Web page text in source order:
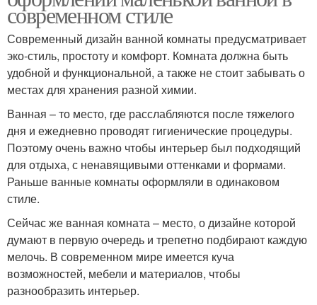
современном стиле
Современный дизайн ванной комнаты предусматривает
эко-стиль, простоту и комфорт. Комната должна быть
удобной и функциональной, а также не стоит забывать о
местах для хранения разной химии.
Ванная – то место, где расслабляются после тяжелого
дня и ежедневно проводят гигиенические процедуры.
Поэтому очень важно чтобы интерьер был подходящий
для отдыха, с ненавящивыми оттенками и формами.
Раньше ванные комнаты оформляли в одинаковом
стиле.
Сейчас же ванная комната – место, о дизайне которой
думают в первую очередь и трепетно подбирают каждую
мелочь. В современном мире имеется куча
возможностей, мебели и материалов, чтобы
разнообразить интерьер.